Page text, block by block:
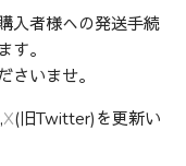
入者様への発送手続
す。
さいませ。
,X(旧Twitter)を更新い